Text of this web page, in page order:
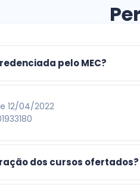
pelo MEC?
12/04/2022
dos cursos ofertados?